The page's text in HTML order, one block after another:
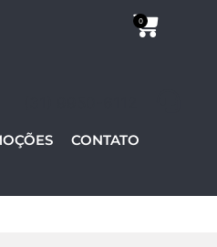
0
CONTATO